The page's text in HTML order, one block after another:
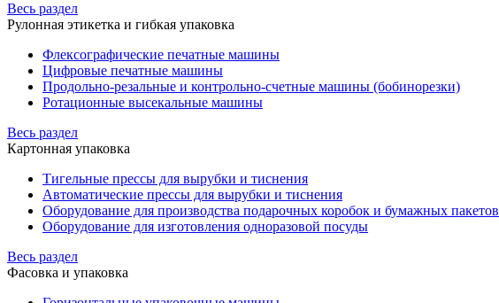
Весь раздел
Рулонная этикетка и гибкая упаковка
Флексографические печатные машины
Цифровые печатные машины
Продольно-резальные и контрольно-счетные машины (бобинорезки)
Ротационные высекальные машины
Весь раздел
Картонная упаковка
Тигельные прессы для вырубки и тиснения
Автоматические прессы для вырубки и тиснения
Оборудование для производства подарочных коробок и бумажных пакетов
Оборудование для изготовления одноразовой посуды
Весь раздел
Фасовка и упаковка